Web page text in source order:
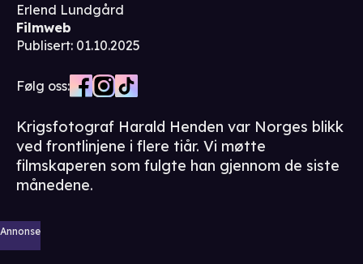
Erlend Lundgård
Filmweb
Publisert: 01.10.2025
Følg oss:
Krigsfotograf Harald Henden var Norges blikk
ved frontlinjene i flere tiår. Vi møtte
filmskaperen som fulgte han gjennom de siste
månedene.
Annonse